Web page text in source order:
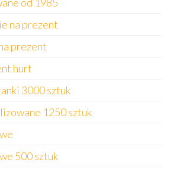
na prezent
prezent
hurt
3000 sztuk
1250 sztuk
500 sztuk